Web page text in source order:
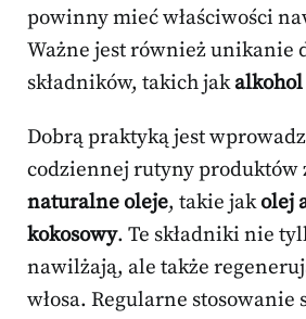
powinny mieć właściwości
Ważne jest również unikanie
składników, takich jakalkohol
Dobrą praktyką jest
codziennej rutyny produktów
naturalne oleje, takie jakolej
kokosowy. Te składniki nie
nawilżają, ale także
włosa. Regularne stosowanie